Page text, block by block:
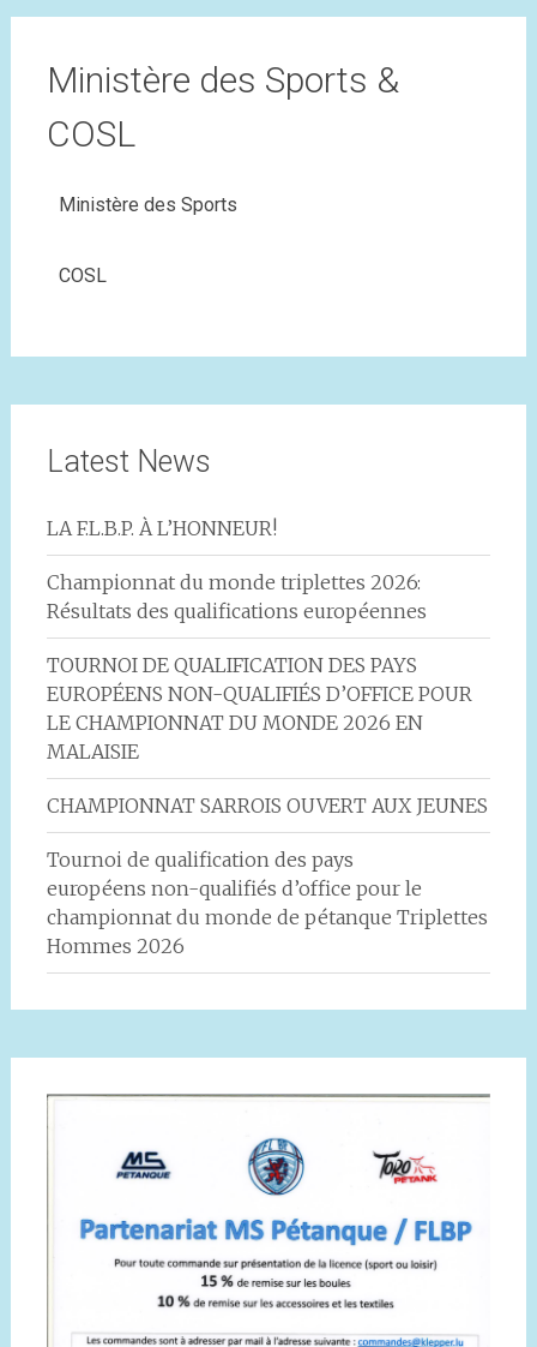
Ministère des Sports &
COSL
Ministère des Sports
COSL
Latest News
LA F.L.B.P. À L’HONNEUR!
Championnat du monde triplettes 2026:
Résultats des qualifications européennes
TOURNOI DE QUALIFICATION DES PAYS
EUROPÉENS NON-QUALIFIÉS D’OFFICE POUR
LE CHAMPIONNAT DU MONDE 2026 EN
MALAISIE
CHAMPIONNAT SARROIS OUVERT AUX JEUNES
Tournoi de qualification des pays
européens non-qualifiés d’office pour le
championnat du monde de pétanque Triplettes
Hommes 2026